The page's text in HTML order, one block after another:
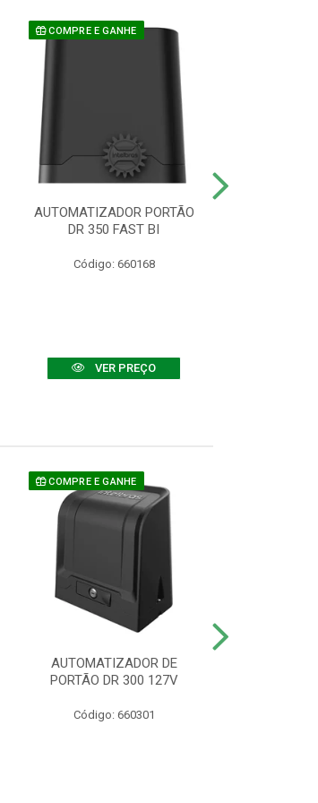
COMPRE E GANHE
AUTOMATIZADOR PORTÃO
DR 350 FAST BI
Código: 660168
VER PREÇO
COMPRE E GANHE
AUTOMATIZADOR DE
PORTÃO DR 300 127V
Código: 660301